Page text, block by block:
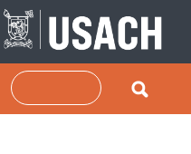
Pasar al contenido principal
Buscar